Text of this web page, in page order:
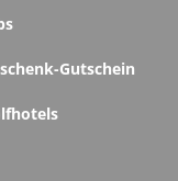
Gutschein